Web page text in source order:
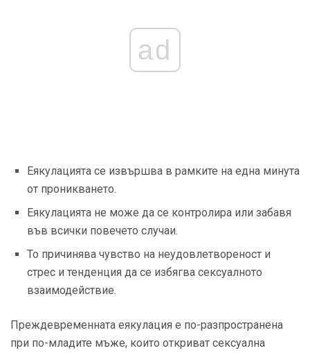
ad
Еякулацията се извършва в рамките на една минута
от проникването.
Еякулацията не може да се контролира или забавя
във всички повечето случаи.
То причинява чувство на неудовлетвореност и
стрес и тенденция да се избягва сексуалното
взаимодействие.
Преждевременната еякулация е по-разпространена
при по-младите мъже, които откриват сексуална